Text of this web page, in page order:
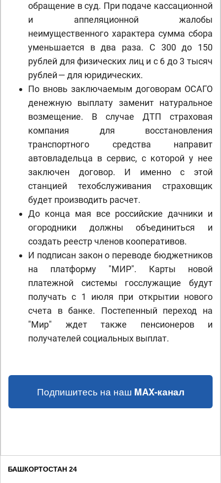
обращение в суд. При подаче кассационной
и аппеляционной жалобы
неимущественного характера сумма сбора
уменьшается в два раза. С 300 до 150
рублей для физических лиц и с 6 до 3 тысяч
рублей — для юридических.
По вновь заключаемым договорам ОСАГО
денежную выплату заменит натуральное
возмещение. В случае ДТП страховая
компания для восстановления
транспортного средства направит
автовладельца в сервис, с которой у нее
заключен договор. И именно с этой
станцией техобслуживания страховщик
будет производить расчет.
До конца мая все российские дачники и
огородники должны объединиться и
создать реестр членов кооперативов.
И подписан закон о переводе бюджетников
на платформу "МИР". Карты новой
платежной системы госслужащие будут
получать с 1 июля при открытии нового
счета в банке. Постепенный переход на
"Мир" ждет также пенсионеров и
получателей социальных выплат.
Подпишитесь на наш MAX-канал
БАШКОРТОСТАН 24